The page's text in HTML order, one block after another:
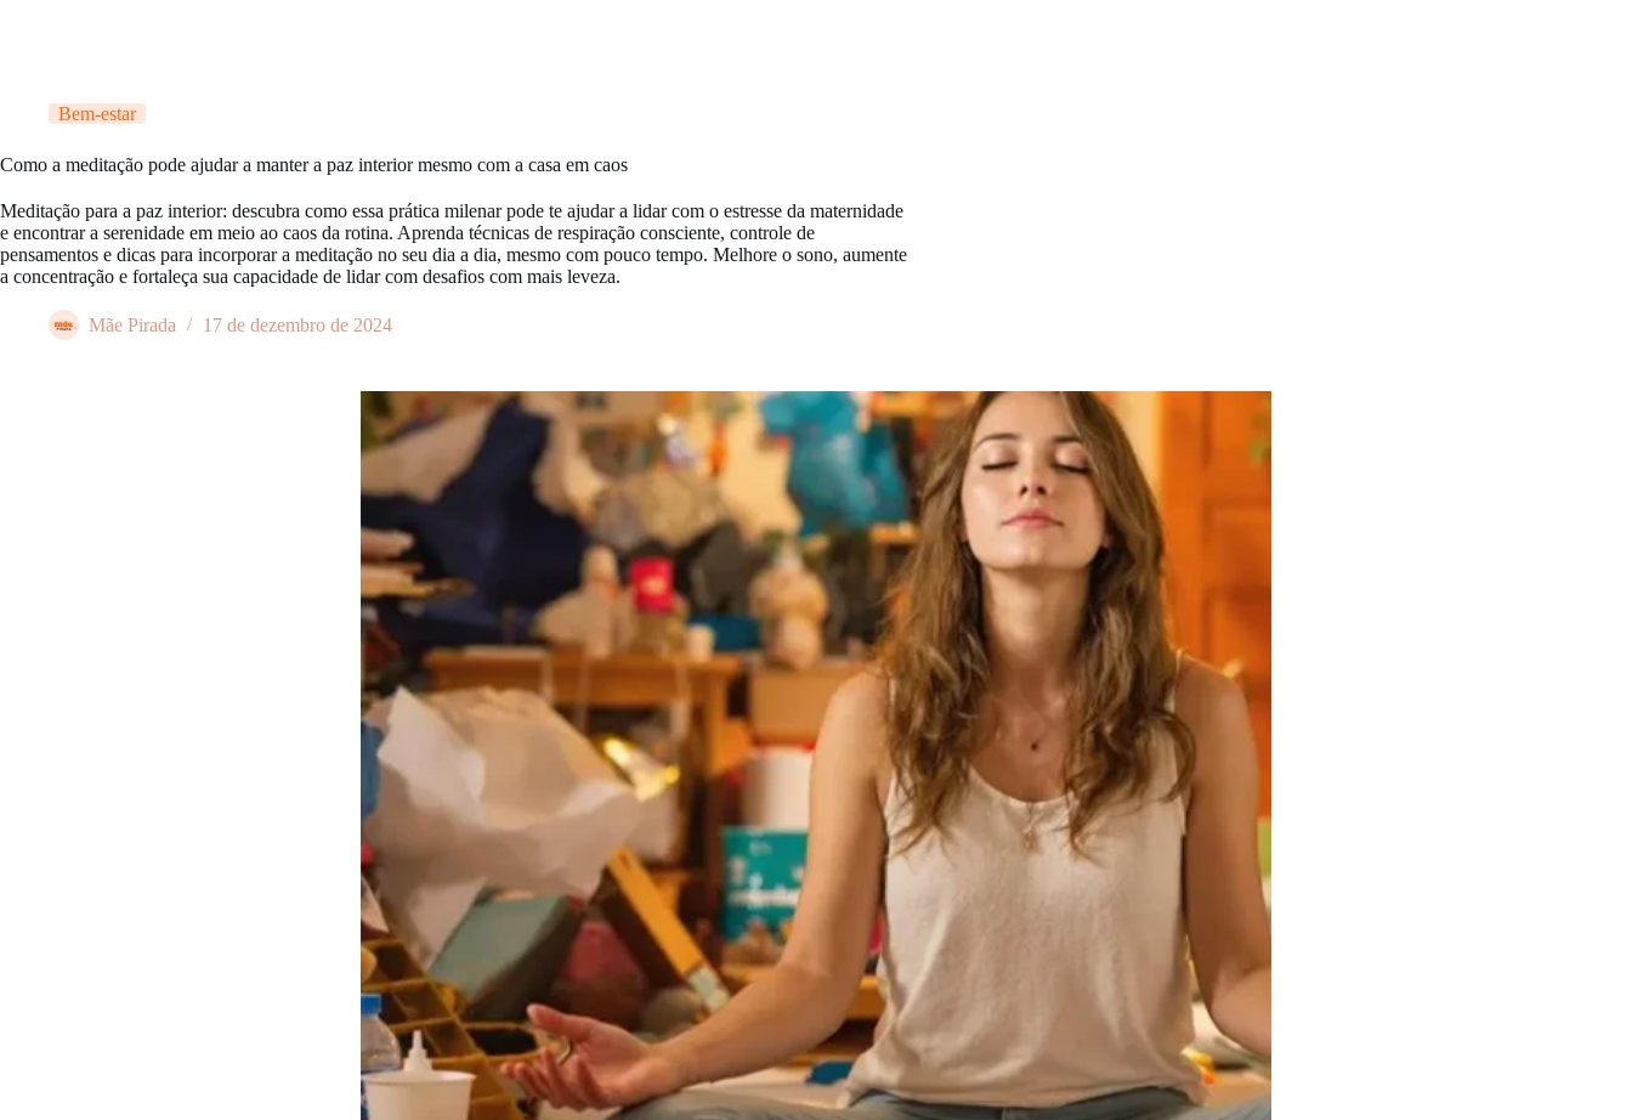
Bem-estar
Como a meditação pode ajudar a manter a paz interior mesmo com a casa em caos
Meditação para a paz interior: descubra como essa prática milenar pode te ajudar a lidar com o estresse da maternidade
e encontrar a serenidade em meio ao caos da rotina. Aprenda técnicas de respiração consciente, controle de
pensamentos e dicas para incorporar a meditação no seu dia a dia, mesmo com pouco tempo. Melhore o sono, aumente
a concentração e fortaleça sua capacidade de lidar com desafios com mais leveza.
Mãe Pirada 17 de dezembro de 2024